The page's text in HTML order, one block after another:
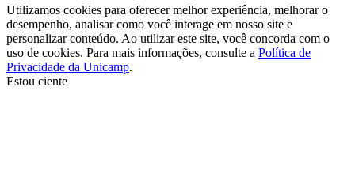
Utilizamos cookies para oferecer melhor experiência, melhorar o
desempenho, analisar como você interage em nosso site e
personalizar conteúdo. Ao utilizar este site, você concorda com o
uso de cookies. Para mais informações, consulte a Política de
Privacidade da Unicamp.
Estou ciente